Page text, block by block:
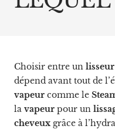
Choisir entre un
dépend avant tout de
vapeur comme le
la vapeur pour un
cheveux grâce à